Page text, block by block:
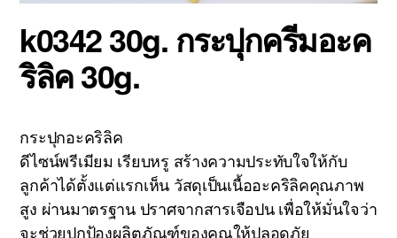
k0342 30g. กระปุกครีมอะค
ริลิค 30g.
กระปุกอะคริลิค
ดีไซน์พรีเมียม เรียบหรู สร้างความประทับใจให้กับ
ลูกค้าได้ตั้งแต่แรกเห็น วัสดุเป็นเนื้ออะคริลิคคุณภาพ
สูง ผ่านมาตรฐาน ปราศจากสารเจือปน เพื่อให้มั่นใจว่า
จะช่วยปกป้องผลิตภัณฑ์ของคุณให้ปลอดภัย